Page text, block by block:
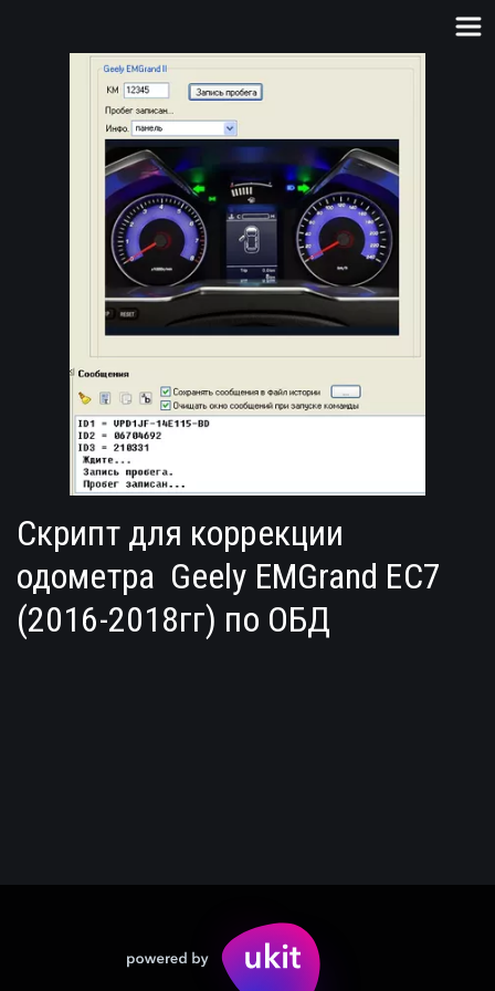
Скрипт для коррекции
одометра  Geely EMGrand EC7
(2016-2018гг) по ОБД